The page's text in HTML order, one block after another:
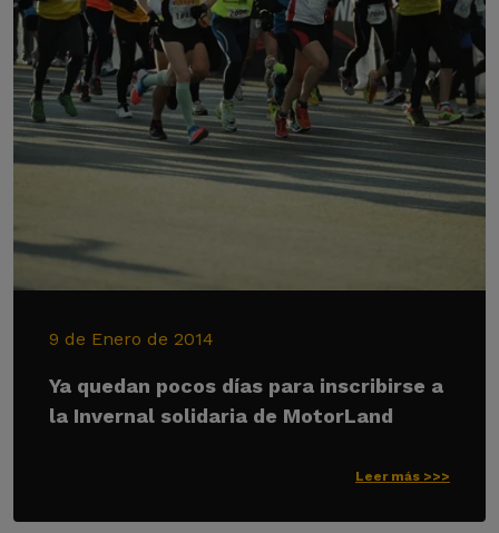
9 de Enero de 2014
Ya quedan pocos días para inscribirse a
la Invernal solidaria de MotorLand
Leer más >>>